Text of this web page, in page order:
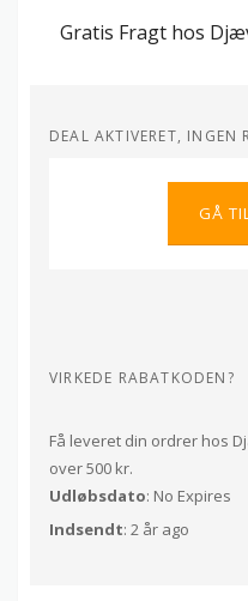
Gratis Fragt hos
DEAL AKTIVERET, INGEN
GÅ
VIRKEDE RABATKODEN?
Få leveret din ordrer hos
over 500 kr.
Udløbsdato: No Expires
Indsendt: 2 år ago